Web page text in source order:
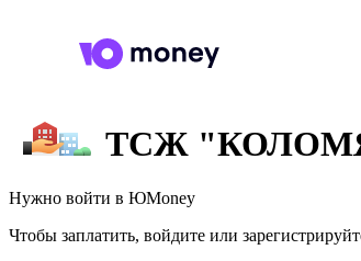
ТСЖ
Нужно войти в ЮMoney
Чтобы заплатить, войдите или